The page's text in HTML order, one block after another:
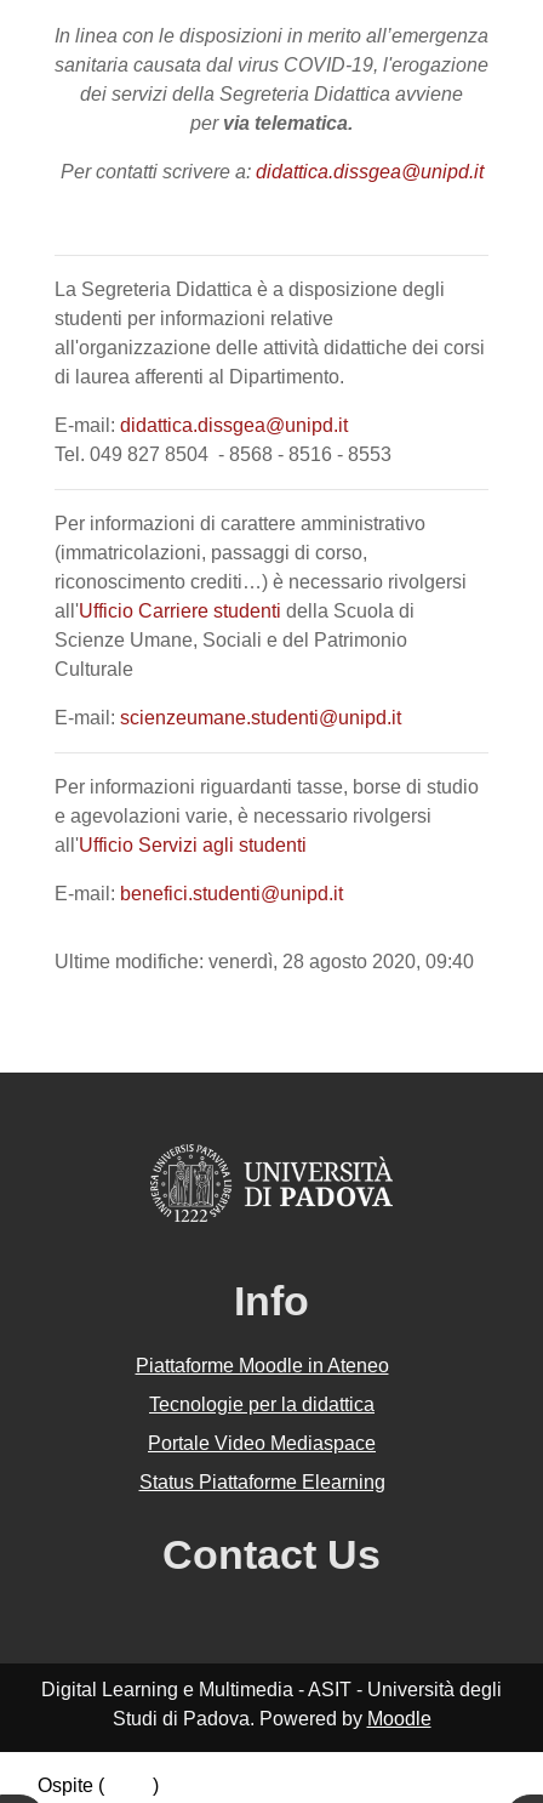
In linea con le disposizioni in merito all’emergenza
sanitaria causata dal virus COVID-19, l'erogazione
dei servizi della Segreteria Didattica avviene
per via telematica.
Per contatti scrivere a: didattica.dissgea@unipd.it
La Segreteria Didattica è a disposizione degli
studenti per informazioni relative
all'organizzazione delle attività didattiche dei corsi
di laurea afferenti al Dipartimento.
E-mail: didattica.dissgea@unipd.it
Tel. 049 827 8504 - 8568 - 8516 - 8553
Per informazioni di carattere amministrativo
(immatricolazioni, passaggi di corso,
riconoscimento crediti…) è necessario rivolgersi
all'Ufficio Carriere studenti della Scuola di
Scienze Umane, Sociali e del Patrimonio
Culturale
E-mail: scienzeumane.studenti@unipd.it
Per informazioni riguardanti tasse, borse di studio
e agevolazioni varie, è necessario rivolgersi
all'Ufficio Servizi agli studenti
E-mail: benefici.studenti@unipd.it
Ultime modifiche: venerdì, 28 agosto 2020, 09:40
Info
Piattaforme Moodle in Ateneo
Tecnologie per la didattica
Portale Video Mediaspace
Status Piattaforme Elearning
Contact Us
Digital Learning e Multimedia - ASIT - Università degli
Studi di Padova. Powered by Moodle
Ospite ( )